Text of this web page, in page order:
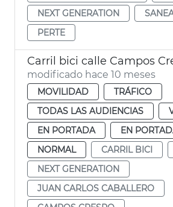
NEXT GENERATION
PERTE
Carril bici calle Campos
modificado hace 10 meses
MOVILIDAD
TRÁFICO
TODAS LAS AUDIENCIAS
EN PORTADA
EN
NORMAL
CARRIL BICI
NEXT GENERATION
JUAN CARLOS CABALLERO